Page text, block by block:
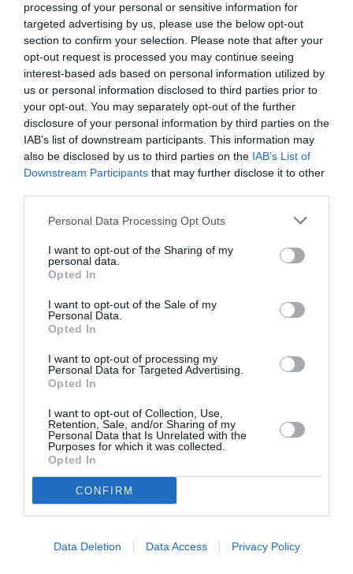
processing of your personal or sensitive information for
targeted advertising by us, please use the below opt-out
section to confirm your selection. Please note that after your
opt-out request is processed you may continue seeing
interest-based ads based on personal information utilized by
us or personal information disclosed to third parties prior to
your opt-out. You may separately opt-out of the further
disclosure of your personal information by third parties on the
IAB’s list of downstream participants. This information may
also be disclosed by us to third parties on the IAB’s List of
Downstream Participants that may further disclose it to other
Personal Data Processing Opt Outs
I want to opt-out of the Sharing of my
personal data.
Opted In
I want to opt-out of the Sale of my
Personal Data.
Opted In
I want to opt-out of processing my
Personal Data for Targeted Advertising.
Opted In
I want to opt-out of Collection, Use,
Retention, Sale, and/or Sharing of my
Personal Data that Is Unrelated with the
Purposes for which it was collected.
Opted In
CONFIRM
Data Deletion Data Access Privacy Policy
Σχετικά Άρθρα
μπάρμαν του Ritz:
ιστορικό βιβλίο
– η Μαρία τα ήθελε
βιβλίο για γυναίκες
Γιώργος
Χωματηνός –
Βρίκελοι: Το νέο του
βιβλίο γεμάτο
μυστήριο
Γιανγκ Σιουάνγκ-τζι
Ημερολόγιο
Ταξιδιού»: Το
φετινό Διεθνές
Βραβείο Booker
εκδόσεις Βακχικόν